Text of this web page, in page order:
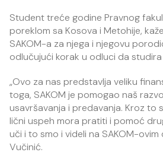
Student treće godine Pravnog
poreklom sa Kosova i Metohije,
SAKOM-a za njega i njegovu
odlučujući korak u odluci da
„Ovo za nas predstavlja veliku
toga, SAKOM je pomogao naš
usavršavanja i predavanja. Kroz to
lični uspeh mora pratiti i pomoć
uči i to smo i videli na SAKOM-ovim
Vučinić.